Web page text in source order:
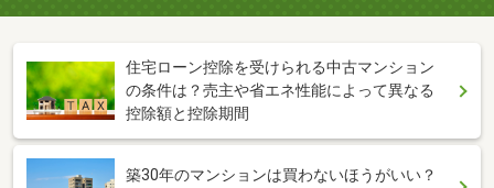
住宅ローン控除を受けられる中古マンション
の条件は？売主や省エネ性能によって異なる
控除額と控除期間
築30年のマンションは買わないほうがいい？